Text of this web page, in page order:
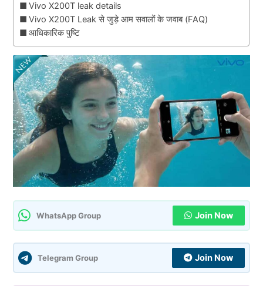
Vivo X200T leak details
Vivo X200T Leak से जुड़े आम सवालों के जवाब (FAQ)
आधिकारिक पुष्टि
WhatsApp Group Join Now
Telegram Group Join Now